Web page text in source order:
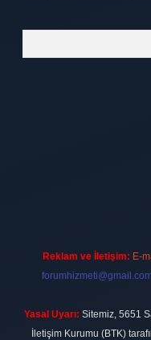
Reklam ve İletişim: E-
Yasal Uyarı: Sitemiz, 5651
İletişim Kurumu (BTK)